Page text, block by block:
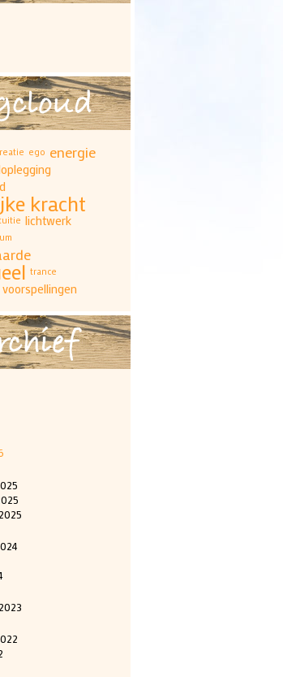
ego energie
kracht
lichtwerk
trance
voorspellingen